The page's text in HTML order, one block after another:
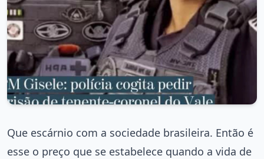
Que escárnio com a sociedade brasileira. Então é
esse o preço que se estabelece quando a vida de